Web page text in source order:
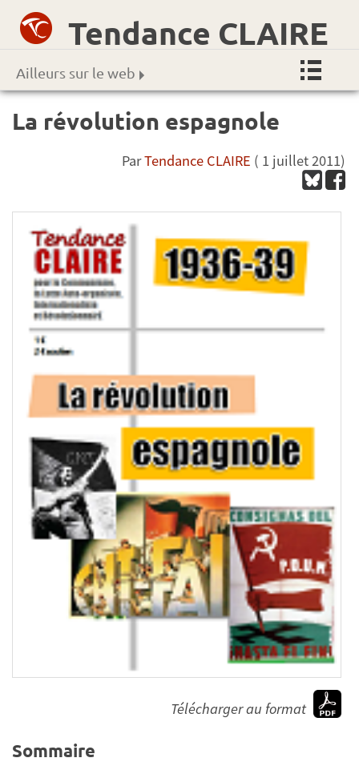
Tendance CLAIRE
Ailleurs sur le web
La révolution espagnole
ParTendance CLAIRE ( 1 juillet 2011)
Télécharger au format
Sommaire